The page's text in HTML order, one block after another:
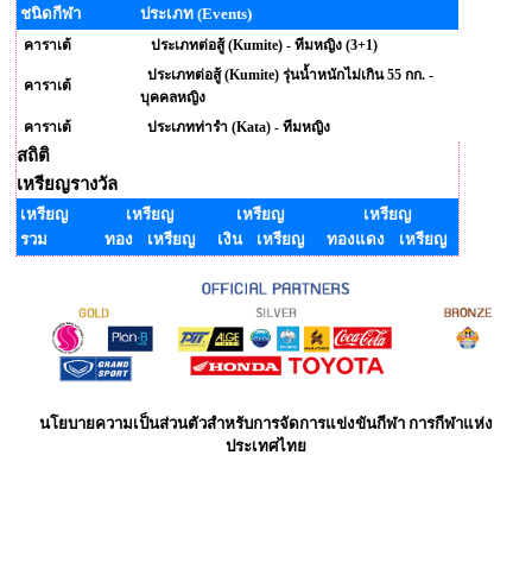
ชนิดกีฬา ประเภท (Events)
คาราเต้ ประเภทต่อสู้ (Kumite) - ทีมหญิง (3+1)
คาราเต้
ประเภทต่อสู้ (Kumite) รุ่นน้ำหนักไม่เกิน 55 กก. -
บุคคลหญิง
คาราเต้
ประเภทท่ารำ (Kata) - ทีมหญิง
สถิติ
เหรียญรางวัล
เหรียญ
รวม
เหรียญ
ทอง เหรียญ
เหรียญ
เงิน เหรียญ
เหรียญ
ทองแดง เหรียญ
นโยบายความเป็นส่วนตัวสำหรับการจัดการแข่งขันกีฬา การกีฬาแห่ง
ประเทศไทย